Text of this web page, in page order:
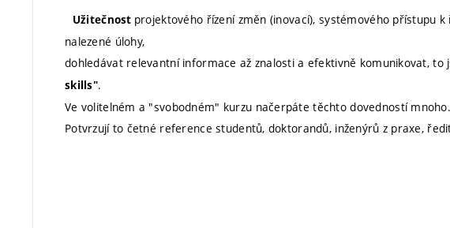
Užitečnost projektového řízení změn (inovací), systémového přístupu
nalezené úlohy,
dohledávat relevantní informace až znalosti a efektivně komunikovat, to
skills".
Ve volitelném a "svobodném" kurzu načerpáte těchto dovedností mnoho.
Potvrzují to četné reference studentů, doktorandů, inženýrů z praxe,